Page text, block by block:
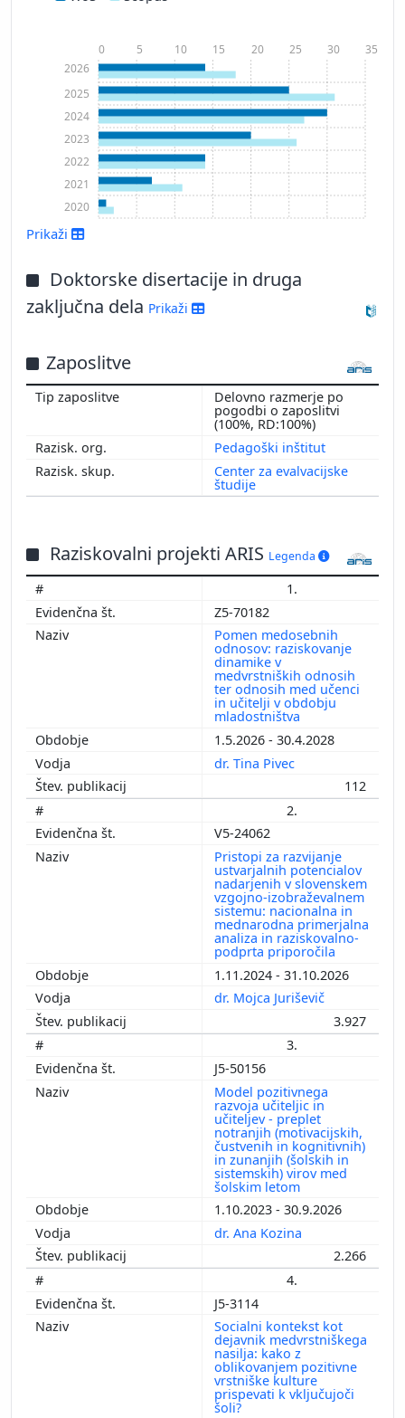
2020
2021
2022
2023
2024
2025
2026
0 5 10 15 20 25 30 35
Prikaži več
Prikaži
Doktorske disertacije in druga
zaključna dela Prikaži
Zaposlitve
Delovno razmerje po
pogodbi o zaposlitvi
(100%, RD:100%)
Pedagoški inštitut
Center za evalvacijske
študije
Raziskovalni projekti ARIS Legenda
1.
Z5-70182
Pomen medosebnih
odnosov: raziskovanje
dinamike v
medvrstniških odnosih
ter odnosih med učenci
in učitelji v obdobju
mladostništva
1.5.2026 - 30.4.2028
dr. Tina Pivec
112
2.
V5-24062
Pristopi za razvijanje
ustvarjalnih potencialov
nadarjenih v slovenskem
vzgojno-izobraževalnem
sistemu: nacionalna in
mednarodna primerjalna
analiza in raziskovalno-
podprta priporočila
1.11.2024 - 31.10.2026
dr. Mojca Juriševič
3.927
3.
J5-50156
Model pozitivnega
razvoja učiteljic in
učiteljev - preplet
notranjih (motivacijskih,
čustvenih in kognitivnih)
in zunanjih (šolskih in
sistemskih) virov med
šolskim letom
1.10.2023 - 30.9.2026
dr. Ana Kozina
2.266
4.
J5-3114
Socialni kontekst kot
dejavnik medvrstniškega
nasilja: kako z
oblikovanjem pozitivne
vrstniške kulture
prispevati k vključujoči
šoli?